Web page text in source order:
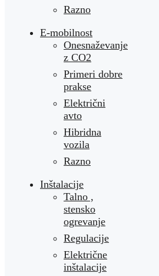
Razno
E-mobilnost
Onesnaževanje
z CO2
Primeri dobre
prakse
Električni
avto
Hibridna
vozila
Razno
Inštalacije
Talno ,
stensko
ogrevanje
Regulacije
Električne
inštalacije